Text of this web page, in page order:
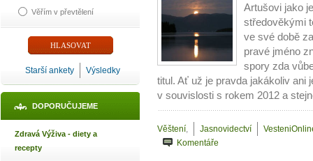
Věřím v převtělení
Starší ankety Výsledky
DOPORUČUJEME
Zdravá Výživa - diety a
recepty
Artušovi jako
středověkými
ve své době
pravé jméno
spory zda
titul. Ať už je pravda jakákoliv ani
v souvislosti s rokem 2012 a
Věštení, Jasnovidectví
Komentáře